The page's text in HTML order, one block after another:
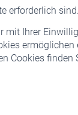
erforderlich sind.
mit Ihrer
ermöglichen
Cookies finden